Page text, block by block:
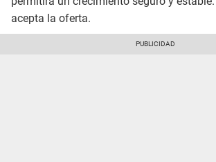
acepta la oferta.